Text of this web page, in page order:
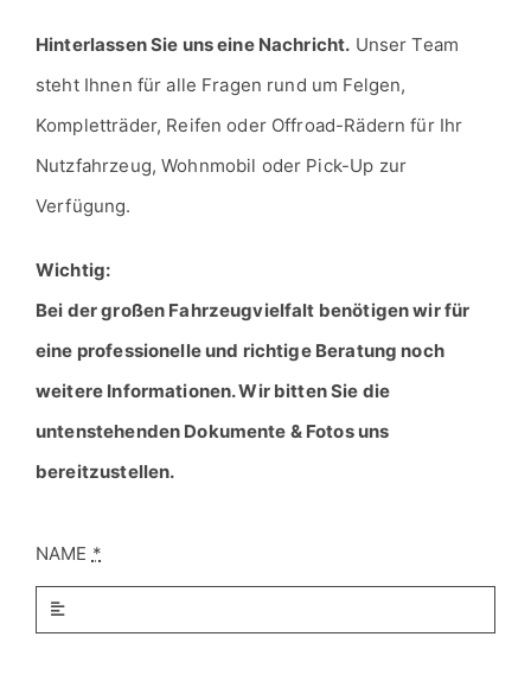
Hinterlassen Sie uns eine Nachricht. Unser Team
steht Ihnen für alle Fragen rund um Felgen,
Kompletträder, Reifen oder Offroad-Rädern für Ihr
Nutzfahrzeug, Wohnmobil oder Pick-Up zur
Verfügung.
Wichtig:
Bei der großen Fahrzeugvielfalt benötigen wir für
eine professionelle und richtige Beratung noch
weitere Informationen. Wir bitten Sie die
untenstehenden Dokumente & Fotos uns
bereitzustellen.
NAME *